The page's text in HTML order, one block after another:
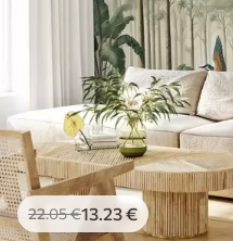
22.05€13 .23€